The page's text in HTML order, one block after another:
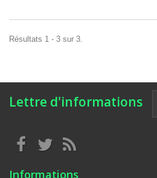
Résultats 1 - 3 sur 3.
Lettre d'informations
Informations